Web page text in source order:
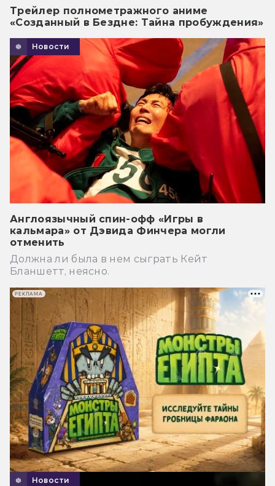
Трейлер полнометражного аниме
«Созданный в Бездне: Тайна пробуждения»
Новости
Англоязычный спин-офф «Игры в
кальмара» от Дэвида Финчера могли
отменить
Должна ли была в нем сыграть Кейт
Бланшетт, неясно.
Новости
РЕКЛАМА